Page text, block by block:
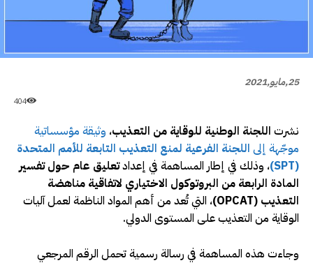
25,مايو,2021
404
نشرت اللجنة الوطنية للوقاية من التعذيب، وثيقة مؤسساتية
موجّهة إلى اللجنة الفرعية لمنع التعذيب التابعة للأمم المتحدة
(SPT)
، وذلك في إطار المساهمة في إعدادتعليق عام حول تفسير
المادة الرابعة من البروتوكول الاختياري لاتفاقية مناهضة
التعذيب (OPCAT)
، التي تُعد من أهم المواد الناظمة لعمل آليات
الوقاية من التعذيب على المستوى الدولي.
وجاءت هذه المساهمة في رسالة رسمية تحمل الرقم المرجعي